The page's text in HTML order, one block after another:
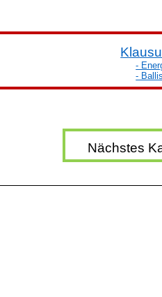
-
-
Nächstes